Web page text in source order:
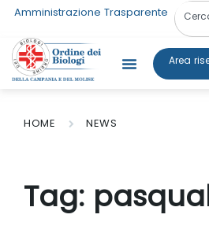
Amministrazione Trasparente
Area
HOME NEWS
Tag: